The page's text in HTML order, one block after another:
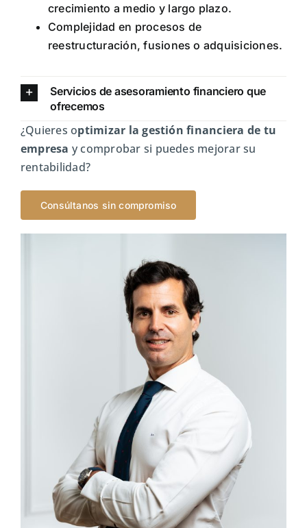
crecimiento a medio y largo plazo.
Complejidad en procesos de
reestructuración, fusiones o adquisiciones.
Servicios de asesoramiento financiero que
ofrecemos
¿Quieres optimizar la gestión financiera de tu
empresa y comprobar si puedes mejorar su
rentabilidad?
Consúltanos sin compromiso